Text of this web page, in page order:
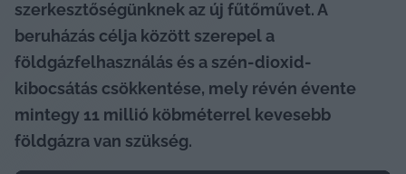
szerkesztőségünknek az új fűtőművet. A
beruházás célja között szerepel a
földgázfelhasználás és a szén-dioxid-
kibocsátás csökkentése, mely révén évente
mintegy 11 millió köbméterrel kevesebb
földgázra van szükség.